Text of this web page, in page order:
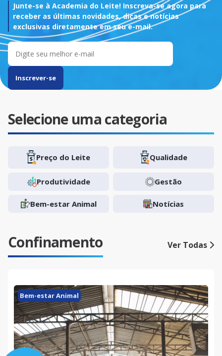
Junte-se à Academia do Leite! Inscreva-se agora para
receber as últimas novidades, dicas e notícias
exclusivas diretamente em seu e-mail.
Selecione uma categoria
Preço do Leite Qualidade
Produtividade Gestão
Bem-estar Animal Notícias
Confinamento Ver Todas
Bem-estar Animal